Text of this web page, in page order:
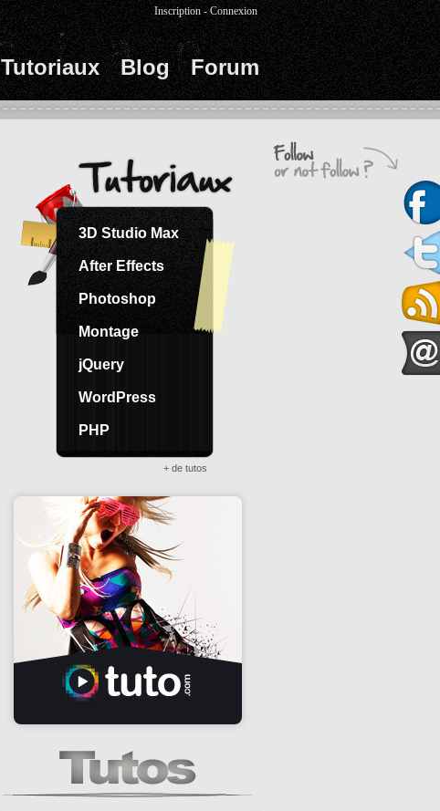
Tutoriaux Blog Forum
Inscription -Connexion
3D Studio Max
After Effects
Photoshop
Montage
jQuery
WordPress
PHP
+ de tutos